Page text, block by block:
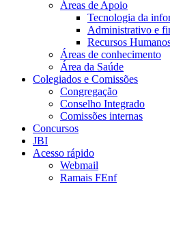
Áreas de Apoio
Tecnologia da
Administrativo e
Recursos
Áreas de conhecimento
Área da Saúde
Colegiados e Comissões
Congregação
Conselho Integrado
Comissões internas
Concursos
JBI
Acesso rápido
Webmail
Ramais FEnf